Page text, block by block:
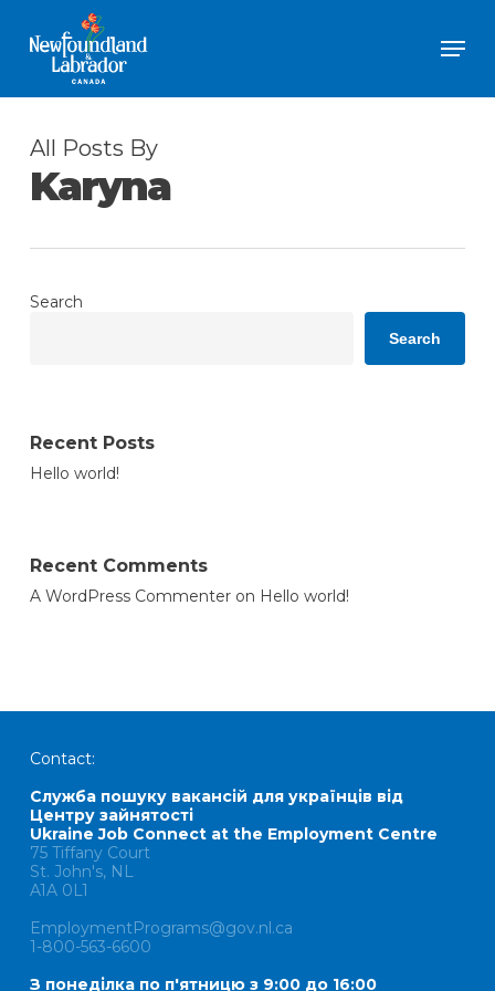
content
All Posts By
Karyna
Search
Search
Recent Posts
Hello world!
Recent Comments
A WordPress Commenteron Hello world!
Contact:
Служба пошуку вакансій для українців від
Центру зайнятості
Ukraine Job Connect at the Employment Centre
75 Tiffany Court
St. John's, NL
A1A 0L1
EmploymentPrograms@gov.nl.ca
1-800-563-6600
З понеділка по п'ятницю з 9:00 до 16:00
Menu